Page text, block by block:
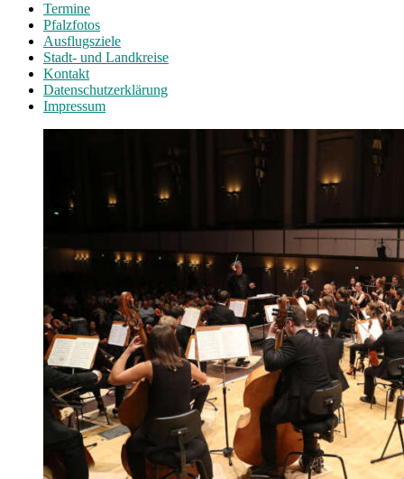
Termine
Pfalzfotos
Ausflugsziele
Stadt- und Landkreise
Kontakt
Datenschutzerklärung
Impressum